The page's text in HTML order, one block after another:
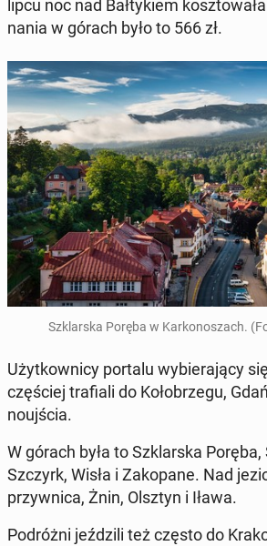
lipcu noc nad Bał­ty­kiem
na­nia w górach było to 566 zł.
Szklar­ska Poręba w Kar­ko­no­szach.
Użyt­kow­ni­cy portalu wy­bie­ra­ją­cy
czę­ściej tra­fia­li do Ko­ło­brze­gu,
no­uj­ścia.
W górach była to Szklar­ska
Szczyrk, Wisła i Za­ko­pa­ne. Nad
przyw­ni­ca, Żnin, Olsztyn i Iława.
Po­dróż­ni jeź­dzi­li też często do